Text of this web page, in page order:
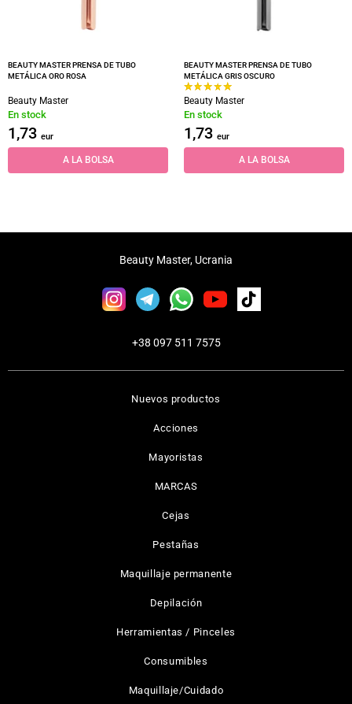
BEAUTY MASTER PRENSA DE TUBO
METÁLICA ORO ROSA
Beauty Master
En stock
1,73 eur
A LA BOLSA
BEAUTY MASTER PRENSA DE TUBO
METÁLICA GRIS OSCURO
Beauty Master
En stock
1,73 eur
A LA BOLSA
Nuevos productos
Acciones
Mayoristas
MARCAS
Cejas
Pestañas
Maquillaje permanente
Depilación
Herramientas / Pinceles
Consumibles
Maquillaje/Cuidado
Beauty Master, Ucrania
+38 097 511 7575